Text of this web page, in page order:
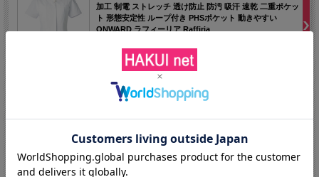
加工 制電 ストレッチ 透け防止 防汚 吸汗 速乾 二重ポケッ
ト 形態安定性 ループ付き PHSポケット 動きやすい
ONWARD ラフィーリア Raffiria
BR1103 オンワード ナースウェア ジャケット 女性用 制菌
加工 制電 ストレッチ 透け防止 防汚 吸汗 速乾 二重ポケッ
価格:7,469円(税込)